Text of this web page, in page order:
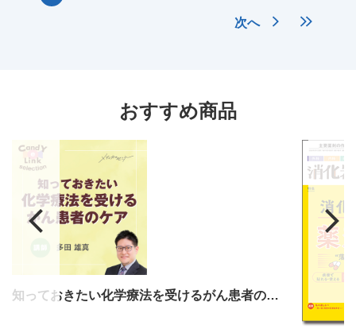
次へ
おすすめ商品
知っておきたい化学療法を受けるがん患者のケア